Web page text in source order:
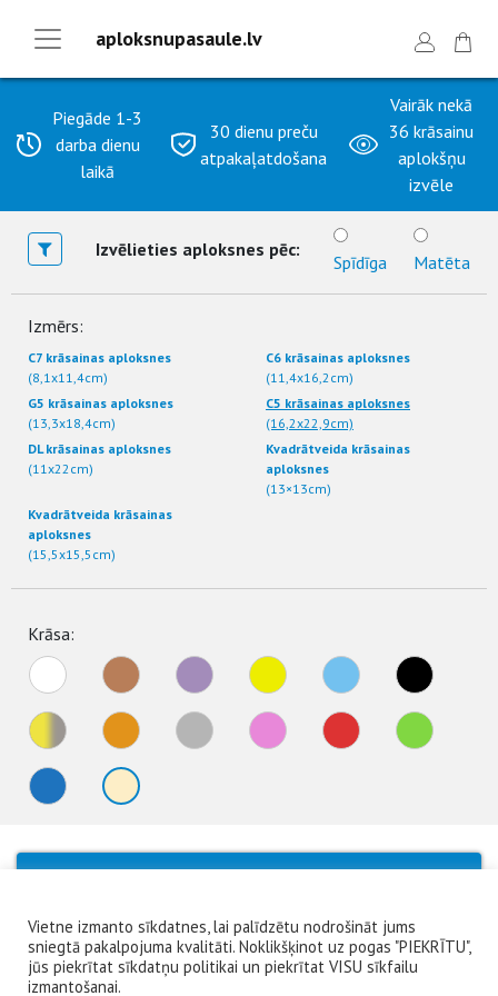
Piegāde 1-3
darba dienu
laikā
30 dienu preču
atpakaļatdošana
Vairāk nekā
36 krāsainu
aplokšņu
izvēle
aploksnupasaule.lv
Izvēlieties aploksnes pēc:
Spīdīga Matēta
Izmērs:
C7 krāsainas aploksnes
(8,1x11,4cm)
C6 krāsainas aploksnes
(11,4x16,2cm)
G5 krāsainas aploksnes
(13,3x18,4cm)
C5 krāsainas aploksnes
(16,2x22,9cm)
DL krāsainas aploksnes
(11x22cm)
Kvadrātveida krāsainas
aploksnes
(13×13cm)
Kvadrātveida krāsainas
aploksnes
(15,5x15,5cm)
Krāsa:
Vietne izmanto sīkdatnes, lai palīdzētu nodrošināt jums
sniegtā pakalpojuma kvalitāti. Noklikšķinot uz pogas "PIEKRĪTU",
jūs piekrītat sīkdatņu politikai un piekrītat VISU sīkfailu
izmantošanai.